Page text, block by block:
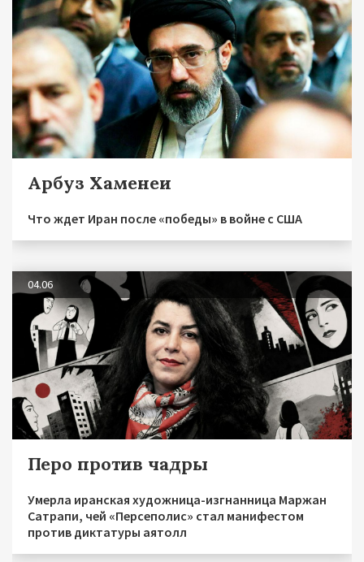
Арбуз Хаменеи
Что ждет Иран после «победы» в войне с США
04.06
Перо против чадры
Умерла иранская художница-изгнанница Маржан
Сатрапи, чей «Персеполис» стал манифестом
против диктатуры аятолл